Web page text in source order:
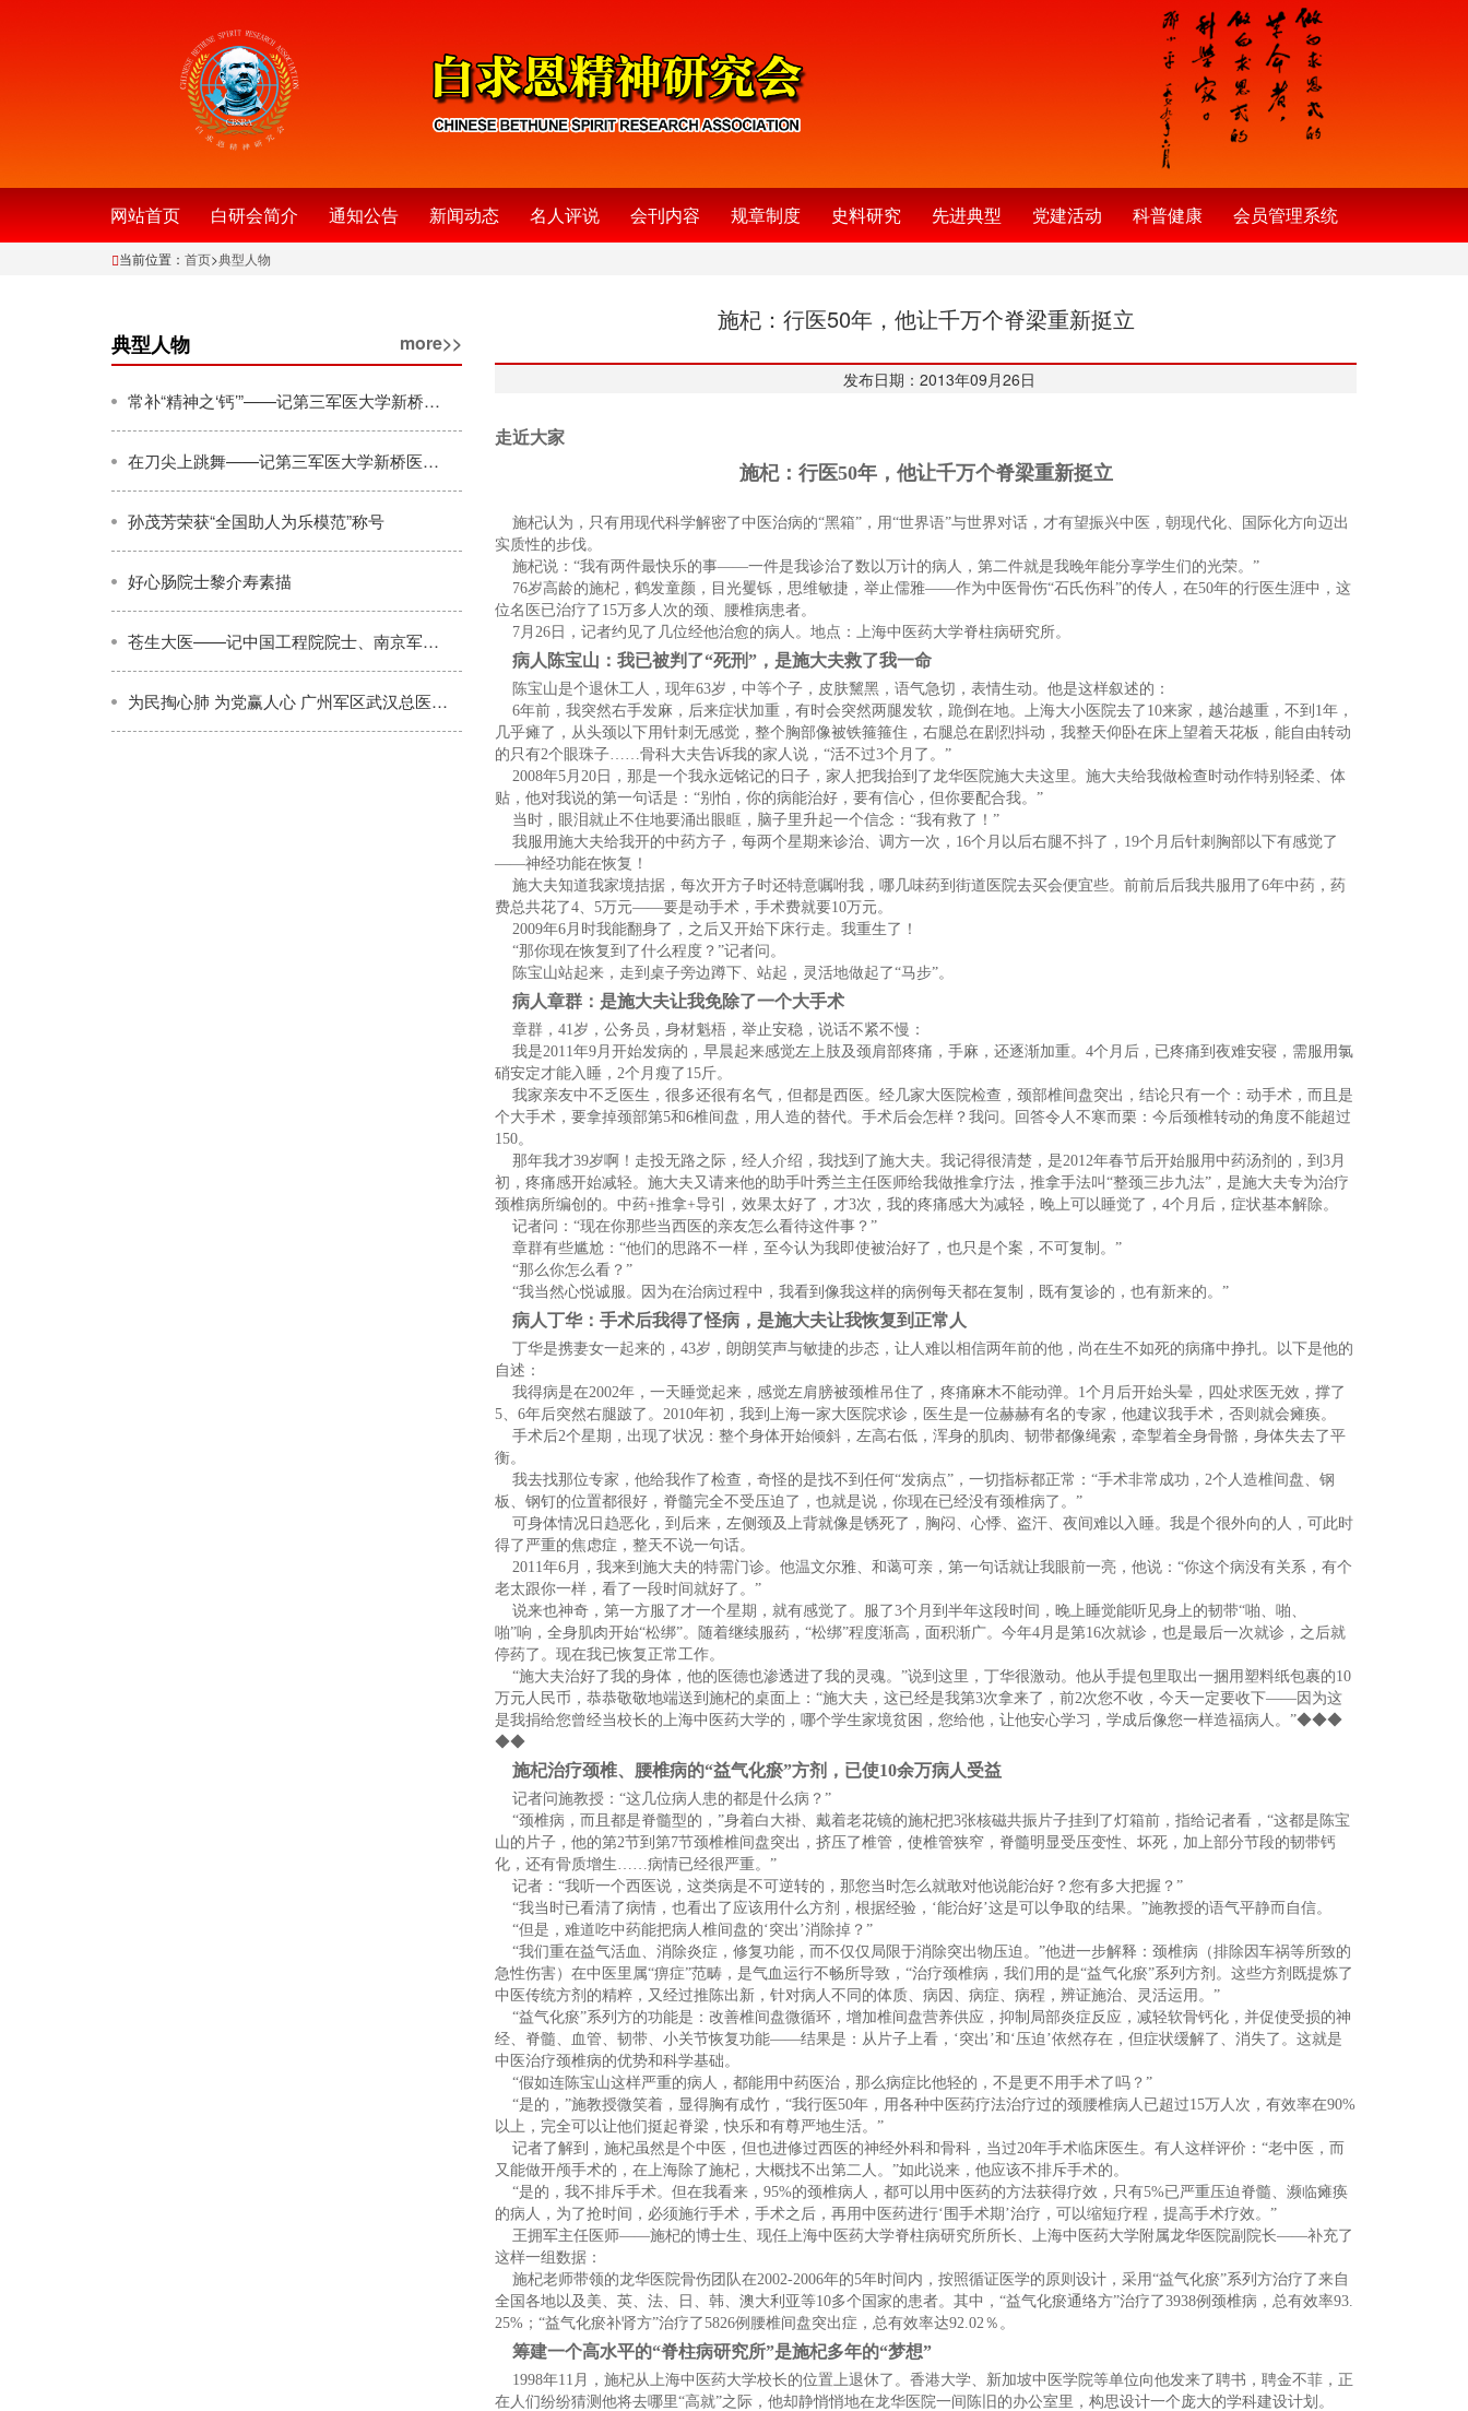
网站首页 白研会简介 通知公告 新闻动态 名人评说 会刊内容 规章制度 史料研究 先进典型 党建活动 科普健康 会员管理系统
当前位置： 首页>典型人物
典型人物 more>>
常补“精神之‘钙’”——记第三军医大学新桥医院心外科主任肖颖彬（下）
在刀尖上跳舞——记第三军医大学新桥医院心外科主任肖颖彬（上）
孙茂芳荣获“全国助人为乐模范”称号
好心肠院士黎介寿素描
苍生大医——记中国工程院院士、南京军区南京总医院副院长黎介寿
为民掏心肺 为党赢人心 广州军区武汉总医院政委刘铁桥被群众誉为好人亲人恩人
施杞：行医50年，他让千万个脊梁重新挺立
发布日期：2013年09月26日
走近大家
施杞：行医50年，他让千万个脊梁重新挺立
施杞认为，只有用现代科学解密了中医治病的“黑箱”，用“世界语”与世界对话，才有望振兴中医，朝现代化、国际化方向迈出
实质性的步伐。
施杞说：“我有两件最快乐的事——一件是我诊治了数以万计的病人，第二件就是我晚年能分享学生们的光荣。”
76岁高龄的施杞，鹤发童颜，目光矍铄，思维敏捷，举止儒雅——作为中医骨伤“石氏伤科”的传人，在50年的行医生涯中，这
位名医已治疗了15万多人次的颈、腰椎病患者。
7月26日，记者约见了几位经他治愈的病人。地点：上海中医药大学脊柱病研究所。
病人陈宝山：我已被判了“死刑”，是施大夫救了我一命
陈宝山是个退休工人，现年63岁，中等个子，皮肤黧黑，语气急切，表情生动。他是这样叙述的：
6年前，我突然右手发麻，后来症状加重，有时会突然两腿发软，跪倒在地。上海大小医院去了10来家，越治越重，不到1年，
几乎瘫了，从头颈以下用针刺无感觉，整个胸部像被铁箍箍住，右腿总在剧烈抖动，我整天仰卧在床上望着天花板，能自由转动
的只有2个眼珠子……骨科大夫告诉我的家人说，“活不过3个月了。”
2008年5月20日，那是一个我永远铭记的日子，家人把我抬到了龙华医院施大夫这里。施大夫给我做检查时动作特别轻柔、体
贴，他对我说的第一句话是：“别怕，你的病能治好，要有信心，但你要配合我。”
当时，眼泪就止不住地要涌出眼眶，脑子里升起一个信念：“我有救了！”
我服用施大夫给我开的中药方子，每两个星期来诊治、调方一次，16个月以后右腿不抖了，19个月后针刺胸部以下有感觉了
——神经功能在恢复！
施大夫知道我家境拮据，每次开方子时还特意嘱咐我，哪几味药到街道医院去买会便宜些。前前后后我共服用了6年中药，药
费总共花了4、5万元——要是动手术，手术费就要10万元。
2009年6月时我能翻身了，之后又开始下床行走。我重生了！
“那你现在恢复到了什么程度？”记者问。
陈宝山站起来，走到桌子旁边蹲下、站起，灵活地做起了“马步”。
病人章群：是施大夫让我免除了一个大手术
章群，41岁，公务员，身材魁梧，举止安稳，说话不紧不慢：
我是2011年9月开始发病的，早晨起来感觉左上肢及颈肩部疼痛，手麻，还逐渐加重。4个月后，已疼痛到夜难安寝，需服用氯
硝安定才能入睡，2个月瘦了15斤。
我家亲友中不乏医生，很多还很有名气，但都是西医。经几家大医院检查，颈部椎间盘突出，结论只有一个：动手术，而且是
个大手术，要拿掉颈部第5和6椎间盘，用人造的替代。手术后会怎样？我问。回答令人不寒而栗：今后颈椎转动的角度不能超过
150。
那年我才39岁啊！走投无路之际，经人介绍，我找到了施大夫。我记得很清楚，是2012年春节后开始服用中药汤剂的，到3月
初，疼痛感开始减轻。施大夫又请来他的助手叶秀兰主任医师给我做推拿疗法，推拿手法叫“整颈三步九法”，是施大夫专为治疗
颈椎病所编创的。中药+推拿+导引，效果太好了，才3次，我的疼痛感大为减轻，晚上可以睡觉了，4个月后，症状基本解除。
记者问：“现在你那些当西医的亲友怎么看待这件事？”
章群有些尴尬：“他们的思路不一样，至今认为我即使被治好了，也只是个案，不可复制。”
“那么你怎么看？”
“我当然心悦诚服。因为在治病过程中，我看到像我这样的病例每天都在复制，既有复诊的，也有新来的。”
病人丁华：手术后我得了怪病，是施大夫让我恢复到正常人
丁华是携妻女一起来的，43岁，朗朗笑声与敏捷的步态，让人难以相信两年前的他，尚在生不如死的病痛中挣扎。以下是他的
自述：
我得病是在2002年，一天睡觉起来，感觉左肩膀被颈椎吊住了，疼痛麻木不能动弹。1个月后开始头晕，四处求医无效，撑了
5、6年后突然右腿跛了。2010年初，我到上海一家大医院求诊，医生是一位赫赫有名的专家，他建议我手术，否则就会瘫痪。
手术后2个星期，出现了状况：整个身体开始倾斜，左高右低，浑身的肌肉、韧带都像绳索，牵掣着全身骨骼，身体失去了平
衡。
我去找那位专家，他给我作了检查，奇怪的是找不到任何“发病点”，一切指标都正常：“手术非常成功，2个人造椎间盘、钢
板、钢钉的位置都很好，脊髓完全不受压迫了，也就是说，你现在已经没有颈椎病了。”
可身体情况日趋恶化，到后来，左侧颈及上背就像是锈死了，胸闷、心悸、盗汗、夜间难以入睡。我是个很外向的人，可此时
得了严重的焦虑症，整天不说一句话。
2011年6月，我来到施大夫的特需门诊。他温文尔雅、和蔼可亲，第一句话就让我眼前一亮，他说：“你这个病没有关系，有个
老太跟你一样，看了一段时间就好了。”
说来也神奇，第一方服了才一个星期，就有感觉了。服了3个月到半年这段时间，晚上睡觉能听见身上的韧带“啪、啪、
啪”响，全身肌肉开始“松绑”。随着继续服药，“松绑”程度渐高，面积渐广。今年4月是第16次就诊，也是最后一次就诊，之后就
停药了。现在我已恢复正常工作。
“施大夫治好了我的身体，他的医德也渗透进了我的灵魂。”说到这里，丁华很激动。他从手提包里取出一捆用塑料纸包裹的10
万元人民币，恭恭敬敬地端送到施杞的桌面上：“施大夫，这已经是我第3次拿来了，前2次您不收，今天一定要收下——因为这
是我捐给您曾经当校长的上海中医药大学的，哪个学生家境贫困，您给他，让他安心学习，学成后像您一样造福病人。”◆◆◆
◆◆
施杞治疗颈椎、腰椎病的“益气化瘀”方剂，已使10余万病人受益
记者问施教授：“这几位病人患的都是什么病？”
“颈椎病，而且都是脊髓型的，”身着白大褂、戴着老花镜的施杞把3张核磁共振片子挂到了灯箱前，指给记者看，“这都是陈宝
山的片子，他的第2节到第7节颈椎椎间盘突出，挤压了椎管，使椎管狭窄，脊髓明显受压变性、坏死，加上部分节段的韧带钙
化，还有骨质增生……病情已经很严重。”
记者：“我听一个西医说，这类病是不可逆转的，那您当时怎么就敢对他说能治好？您有多大把握？”
“我当时已看清了病情，也看出了应该用什么方剂，根据经验，‘能治好’这是可以争取的结果。”施教授的语气平静而自信。
“但是，难道吃中药能把病人椎间盘的‘突出’消除掉？”
“我们重在益气活血、消除炎症，修复功能，而不仅仅局限于消除突出物压迫。”他进一步解释：颈椎病（排除因车祸等所致的
急性伤害）在中医里属“痹症”范畴，是气血运行不畅所导致，“治疗颈椎病，我们用的是“益气化瘀”系列方剂。这些方剂既提炼了
中医传统方剂的精粹，又经过推陈出新，针对病人不同的体质、病因、病症、病程，辨证施治、灵活运用。”
“益气化瘀”系列方的功能是：改善椎间盘微循环，增加椎间盘营养供应，抑制局部炎症反应，减轻软骨钙化，并促使受损的神
经、脊髓、血管、韧带、小关节恢复功能——结果是：从片子上看，‘突出’和‘压迫’依然存在，但症状缓解了、消失了。这就是
中医治疗颈椎病的优势和科学基础。
“假如连陈宝山这样严重的病人，都能用中药医治，那么病症比他轻的，不是更不用手术了吗？”
“是的，”施教授微笑着，显得胸有成竹，“我行医50年，用各种中医药疗法治疗过的颈腰椎病人已超过15万人次，有效率在90%
以上，完全可以让他们挺起脊梁，快乐和有尊严地生活。”
记者了解到，施杞虽然是个中医，但也进修过西医的神经外科和骨科，当过20年手术临床医生。有人这样评价：“老中医，而
又能做开颅手术的，在上海除了施杞，大概找不出第二人。”如此说来，他应该不排斥手术的。
“是的，我不排斥手术。但在我看来，95%的颈椎病人，都可以用中医药的方法获得疗效，只有5%已严重压迫脊髓、濒临瘫痪
的病人，为了抢时间，必须施行手术，手术之后，再用中医药进行‘围手术期’治疗，可以缩短疗程，提高手术疗效。”
王拥军主任医师——施杞的博士生、现任上海中医药大学脊柱病研究所所长、上海中医药大学附属龙华医院副院长——补充了
这样一组数据：
施杞老师带领的龙华医院骨伤团队在2002-2006年的5年时间内，按照循证医学的原则设计，采用“益气化瘀”系列方治疗了来自
全国各地以及美、英、法、日、韩、澳大利亚等10多个国家的患者。其中，“益气化瘀通络方”治疗了3938例颈椎病，总有效率93.
25%；“益气化瘀补肾方”治疗了5826例腰椎间盘突出症，总有效率达92.02％。
筹建一个高水平的“脊柱病研究所”是施杞多年的“梦想”
1998年11月，施杞从上海中医药大学校长的位置上退休了。香港大学、新加坡中医学院等单位向他发来了聘书，聘金不菲，正
在人们纷纷猜测他将去哪里“高就”之际，他却静悄悄地在龙华医院一间陈旧的办公室里，构思设计一个庞大的学科建设计划。